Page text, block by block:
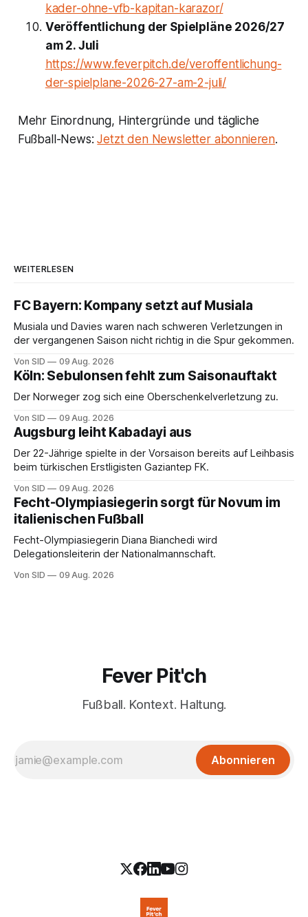
kader-ohne-vfb-kapitan-karazor/
Veröffentlichung der Spielpläne 2026/27
am 2. Juli
https://www.feverpitch.de/veroffentlichung-
der-spielplane-2026-27-am-2-juli/
Mehr Einordnung, Hintergründe und tägliche
Fußball-News:Jetzt den Newsletter abonnieren.
WEITERLESEN
FC Bayern: Kompany setzt auf Musiala
Musiala und Davies waren nach schweren Verletzungen in
der vergangenen Saison nicht richtig in die Spur gekommen.
Von SID 09 Aug. 2026
Köln: Sebulonsen fehlt zum Saisonauftakt
Der Norweger zog sich eine Oberschenkelverletzung zu.
Von SID 09 Aug. 2026
Augsburg leiht Kabadayi aus
Der 22-Jährige spielte in der Vorsaison bereits auf Leihbasis
beim türkischen Erstligisten Gaziantep FK.
Von SID 09 Aug. 2026
Fecht-Olympiasiegerin sorgt für Novum im
italienischen Fußball
Fecht-Olympiasiegerin Diana Bianchedi wird
Delegationsleiterin der Nationalmannschaft.
Von SID 09 Aug. 2026
Fever Pit'ch
Fußball. Kontext. Haltung.
Abonnieren